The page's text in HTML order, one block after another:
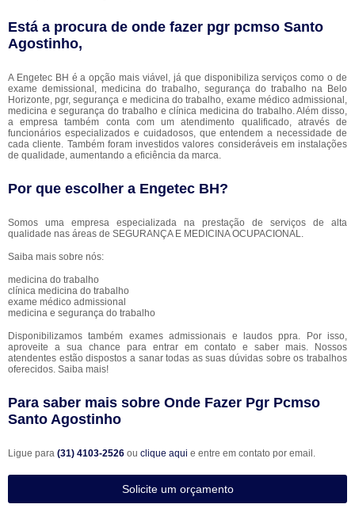
Está a procura de onde fazer pgr pcmso Santo
Agostinho,
A Engetec BH é a opção mais viável, já que disponibiliza serviços como o de
exame demissional, medicina do trabalho, segurança do trabalho na Belo
Horizonte, pgr, segurança e medicina do trabalho, exame médico admissional,
medicina e segurança do trabalho e clínica medicina do trabalho. Além disso,
a empresa também conta com um atendimento qualificado, através de
funcionários especializados e cuidadosos, que entendem a necessidade de
cada cliente. Também foram investidos valores consideráveis em instalações
de qualidade, aumentando a eficiência da marca.
Por que escolher a Engetec BH?
Somos uma empresa especializada na prestação de serviços de alta
qualidade nas áreas de SEGURANÇA E MEDICINA OCUPACIONAL.
Saiba mais sobre nós:
medicina do trabalho
clínica medicina do trabalho
exame médico admissional
medicina e segurança do trabalho
Disponibilizamos também exames admissionais e laudos ppra. Por isso,
aproveite a sua chance para entrar em contato e saber mais. Nossos
atendentes estão dispostos a sanar todas as suas dúvidas sobre os trabalhos
oferecidos. Saiba mais!
Para saber mais sobre Onde Fazer Pgr Pcmso
Santo Agostinho
Ligue para (31) 4103-2526 ou clique aqui e entre em contato por email.
Solicite um orçamento